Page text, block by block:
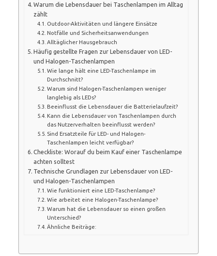
Warum die Lebensdauer bei Taschenlampen im Alltag
zählt
Outdoor-Aktivitäten und längere Einsätze
Notfälle und Sicherheitsanwendungen
Alltäglicher Hausgebrauch
Häufig gestellte Fragen zur Lebensdauer von LED-
und Halogen-Taschenlampen
Wie lange hält eine LED-Taschenlampe im
Durchschnitt?
Warum sind Halogen-Taschenlampen weniger
langlebig als LEDs?
Beeinflusst die Lebensdauer die Batterielaufzeit?
Kann die Lebensdauer von Taschenlampen durch
das Nutzerverhalten beeinflusst werden?
Sind Ersatzteile für LED- und Halogen-
Taschenlampen leicht verfügbar?
Checkliste: Worauf du beim Kauf einer Taschenlampe
achten solltest
Technische Grundlagen zur Lebensdauer von LED-
und Halogen-Taschenlampen
Wie funktioniert eine LED-Taschenlampe?
Wie arbeitet eine Halogen-Taschenlampe?
Warum hat die Lebensdauer so einen großen
Unterschied?
Ähnliche Beiträge: